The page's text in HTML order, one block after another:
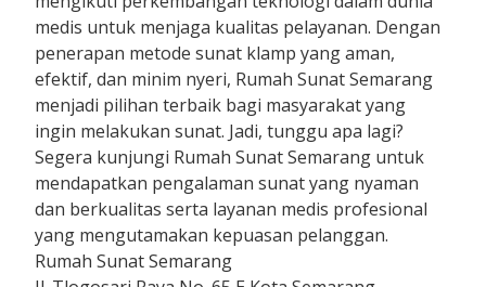
medis untuk menjaga kualitas pelayanan. Dengan
penerapan metode sunat klamp yang aman,
efektif, dan minim nyeri, Rumah Sunat Semarang
menjadi pilihan terbaik bagi masyarakat yang
ingin melakukan sunat. Jadi, tunggu apa lagi?
Segera kunjungi Rumah Sunat Semarang untuk
mendapatkan pengalaman sunat yang nyaman
dan berkualitas serta layanan medis profesional
yang mengutamakan kepuasan pelanggan.
Rumah Sunat Semarang